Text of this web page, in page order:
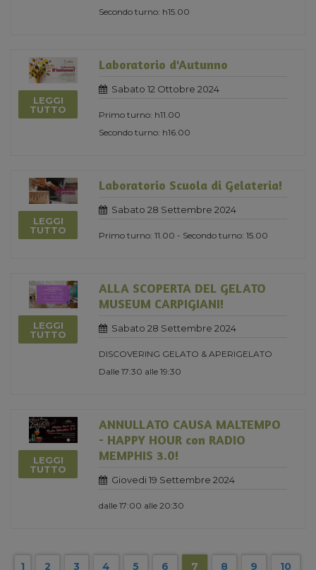
Secondo turno: h15.00
LEGGI
TUTTO
Laboratorio d'Autunno
Sabato 12 Ottobre 2024
Primo turno: h11.00
Secondo turno: h16.00
LEGGI
TUTTO
Laboratorio Scuola di Gelateria!
Sabato 28 Settembre 2024
Primo turno: 11.00 - Secondo turno: 15.00
LEGGI
TUTTO
ALLA SCOPERTA DEL GELATO
MUSEUM CARPIGIANI!
Sabato 28 Settembre 2024
DISCOVERING GELATO & APERIGELATO
Dalle 17:30 alle 19:30
LEGGI
TUTTO
ANNULLATO CAUSA MALTEMPO
- HAPPY HOUR con RADIO
MEMPHIS 3.0!
Giovedi 19 Settembre 2024
dalle 17:00 alle 20:30
1 2 3 4 5 6 7 8 9 10